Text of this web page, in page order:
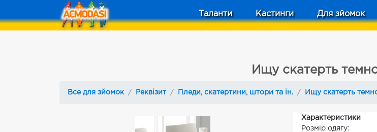
Таланти Кастинги Для зйомок
Ищу скатерть
Все для зйомок Реквізит Пледи, скатертини, штори та ін. Ищу скатерть
Характеристики
Розмір одягу: